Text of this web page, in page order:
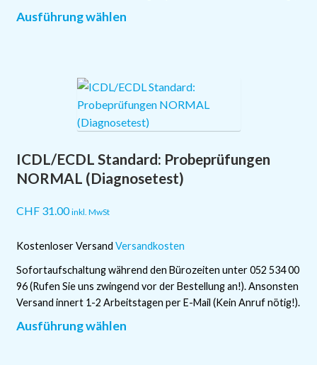
Ausführung wählenDieses
Varianten
auf.
Die
können
auf
werden
ICDL/ECDL Standard: Probeprüfungen
NORMAL (Diagnosetest)
CHF31.00 inkl. MwSt
Kostenloser Versand Versandkosten
Sofortaufschaltung während den Bürozeiten unter 052 534 00
96 (Rufen Sie uns zwingend vor der Bestellung an!). Ansonsten
Versand innert 1-2 Arbeitstagen per E-Mail (Kein Anruf nötig!).
Ausführung wählenDieses